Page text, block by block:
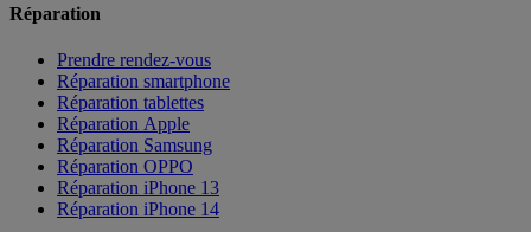
Réparation
Prendre rendez-vous
Réparation smartphone
Réparation tablettes
Réparation Apple
Réparation Samsung
Réparation OPPO
Réparation iPhone 13
Réparation iPhone 14